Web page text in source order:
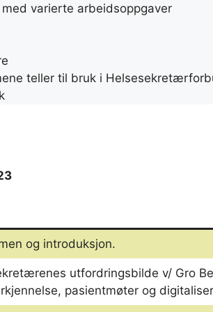
varierte arbeidsoppgaver
teller til bruk i
og introduksjon.
utfordringsbilde v/ Gro
pasientmøter og